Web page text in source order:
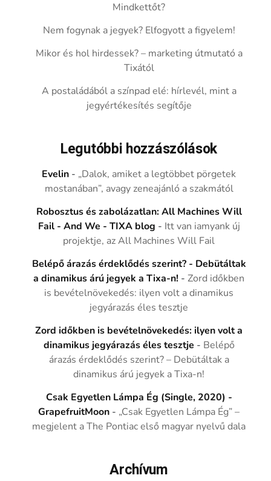
Mindkettőt?
Nem fogynak a jegyek? Elfogyott a figyelem!
Mikor és hol hirdessek? – marketing útmutató a
Tixától
A postaládából a színpad elé: hírlevél, mint a
jegyértékesítés segítője
Legutóbbi hozzászólások
Evelin - „Dalok, amiket a legtöbbet pörgetek
mostanában”, avagy zeneajánló a szakmától
Robosztus és zabolázatlan: All Machines Will
Fail - And We - TIXA blog - Itt van iamyank új
projektje, az All Machines Will Fail
Belépő árazás érdeklődés szerint? - Debütáltak
a dinamikus árú jegyek a Tixa-n! -Zord időkben
is bevételnövekedés: ilyen volt a dinamikus
jegyárazás éles tesztje
Zord időkben is bevételnövekedés: ilyen volt a
dinamikus jegyárazás éles tesztje - Belépő
árazás érdeklődés szerint? – Debütáltak a
dinamikus árú jegyek a Tixa-n!
Csak Egyetlen Lámpa Ég (Single, 2020) -
GrapefruitMoon - „Csak Egyetlen Lámpa Ég” –
megjelent a The Pontiac első magyar nyelvű dala
Archívum